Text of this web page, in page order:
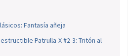
Fantasía añeja
Patrulla-X #2-3: Tritón al